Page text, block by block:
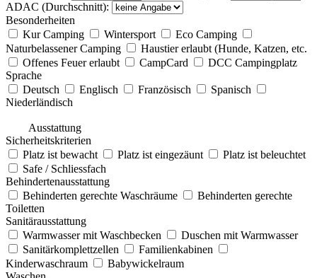
ADAC (Durchschnitt):
Besonderheiten
Kur Camping
Wintersport
Eco Camping
Naturbelassener Camping
Haustier erlaubt (Hunde, Katzen, etc.
Offenes Feuer erlaubt
CampCard
DCC Campingplatz
Sprache
Deutsch
Englisch Französisch
Spanisch
Niederländisch
Ausstattung
Sicherheitskriterien
Platz ist bewacht
Platz ist eingezäunt
Platz ist beleuchtet
Safe / Schliessfach
Behindertenausstattung
Behinderten gerechte Waschräume
Behinderten gerechte
Toiletten
Sanitärausstattung
Warmwasser mit Waschbecken
Duschen mit Warmwasser
Sanitärkomplettzellen
Familienkabinen
Kinderwaschraum
Babywickelraum